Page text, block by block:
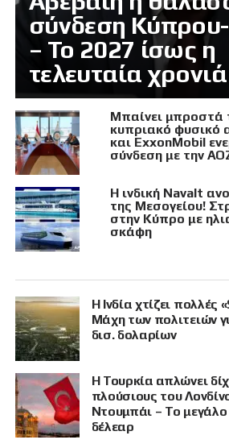
σύνδεση
– Το 2027 ίσως η
τελευταία χρονιά
Μπαίνει μπροστά
κυπριακό φυσικό
και ExxonMobil
σύνδεση με την
Η ινδική Navalt
της Μεσογείου!
στην Κύπρο με
σκάφη
Η Ινδία χτίζει πολλές
Μάχη των πολιτειών
δισ. δολαρίων
Η Τουρκία απλώνει
πλούσιους του
Ντουμπάι – Το
δέλεαρ